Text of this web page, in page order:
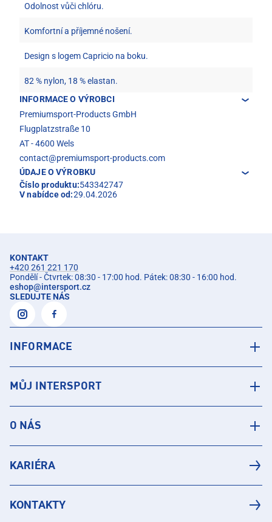
Odolnost vůči chlóru.
Komfortní a příjemné nošení.
Design s logem Capricio na boku.
82 % nylon, 18 % elastan.
INFORMACE O VÝROBCI
Premiumsport-Products GmbH
Flugplatzstraße 10
AT - 4600 Wels
contact@premiumsport-products.com
ÚDAJE O VÝROBKU
Číslo produktu:543342747
V nabídce od:29.04.2026
KONTAKT
+420 261 221 170
Pondělí - Čtvrtek: 08:30 - 17:00 hod. Pátek: 08:30 - 16:00 hod.
eshop@intersport.cz
SLEDUJTE NÁS
INFORMACE
MŮJ INTERSPORT
O NÁS
KARIÉRA
KONTAKTY